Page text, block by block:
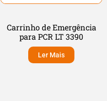
Carrinho de Emergência
para PCR LT 3390
Ler Mais